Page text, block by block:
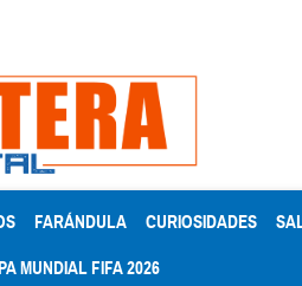
FARÁNDULA CURIOSIDADES
MUNDIAL FIFA 2026